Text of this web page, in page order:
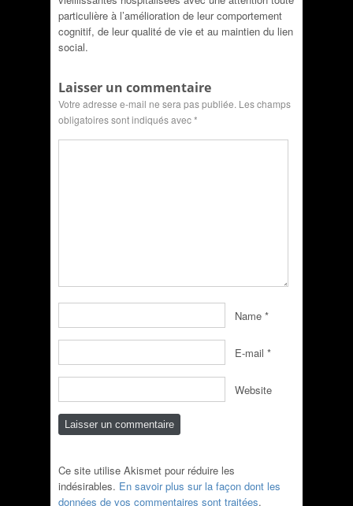
particulière à l’amélioration de leur comportement
cognitif, de leur qualité de vie et au maintien du lien
social.
Laisser un commentaire
Votre adresse e-mail ne sera pas publiée. Les champs
obligatoires sont indiqués avec*
Name *
E-mail *
Website
Ce site utilise Akismet pour réduire les
indésirables. En savoir plus sur la façon dont les
données de vos commentaires sont traitées.